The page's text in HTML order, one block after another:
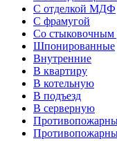
С отделкой МДФ
С фрамугой
Со стыковочным
Шпонированные
Внутренние
В квартиру
В котельную
В подъезд
В серверную